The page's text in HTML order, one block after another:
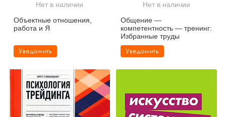
Нет в наличии
Объектные отношения,
работа и Я
Уведомить
Нет в наличии
Общение —
компетентность — тренинг:
Избранные труды
Уведомить